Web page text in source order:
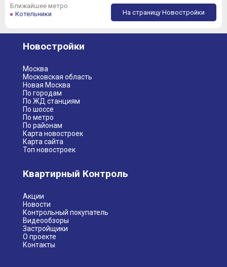
Ближайшее метро
Котельники
На страницу Новостройки
Новостройки
Москва
Московская область
Новая Москва
По городам
По ЖД станциям
По шоссе
По метро
По районам
Карта новостроек
Карта сайта
Топ новостроек
Квартирный Контроль
Акции
Новости
Контрольный покупатель
Видеообзоры
Застройщики
О проекте
Контакты